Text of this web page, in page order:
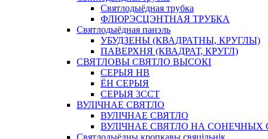
Святлодыёдная трубка
ФЛЮРЭСЦЭНТНАЯ ТРУБКА
Святлодыёдная панэль
УБУДЗЕНЫ (КВАДРАТНЫ, КРУГЛЫ)
ПАВЕРХНЯ (КВАДРАТ, КРУГЛ)
СВЯТЛОВЫ СВЯТЛО ВЫСОКІ
СЕРЫЯ HB
ЁН СЕРЫЯ
СЕРЫЯ 3CCT
ВУЛІЧНАЕ СВЯТЛО
ВУЛІЧНАЕ СВЯТЛО
ВУЛІЧНАЕ СВЯТЛО НА СОНЕЧНЫХ
Святлодыёдны кропкавы свяцільнік